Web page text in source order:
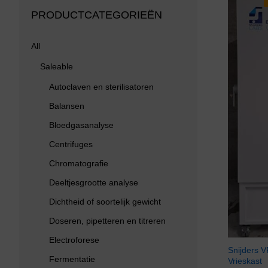
Snijders
Vrieskast
PRODUCTCATEGORIEËN
All
Saleable
Autoclaven en sterilisatoren
Balansen
Bloedgasanalyse
Centrifuges
Chromatografie
Deeltjesgrootte analyse
Dichtheid of soortelijk gewicht
Doseren, pipetteren en titreren
Electroforese
Fermentatie